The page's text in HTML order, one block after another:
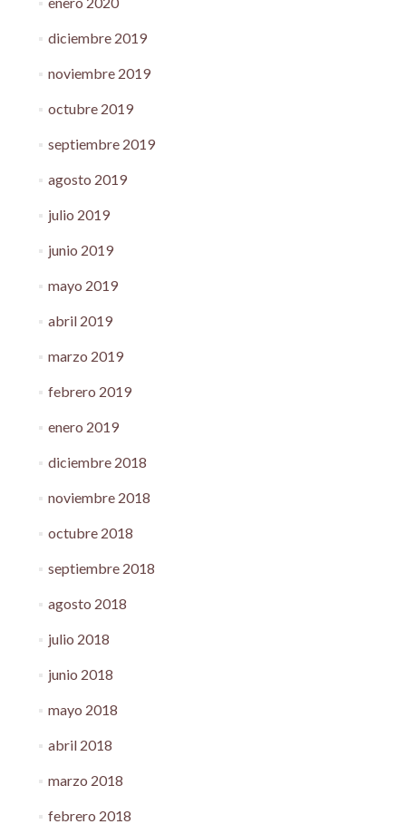
diciembre 2019
noviembre 2019
octubre 2019
septiembre 2019
agosto 2019
julio 2019
junio 2019
mayo 2019
abril 2019
marzo 2019
febrero 2019
enero 2019
diciembre 2018
noviembre 2018
octubre 2018
septiembre 2018
agosto 2018
julio 2018
junio 2018
mayo 2018
abril 2018
marzo 2018
febrero 2018